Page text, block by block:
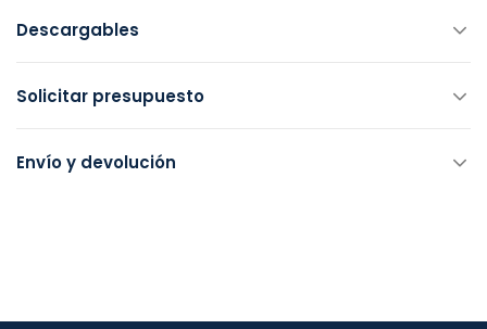
Descargables
Solicitar presupuesto
Envío y devolución